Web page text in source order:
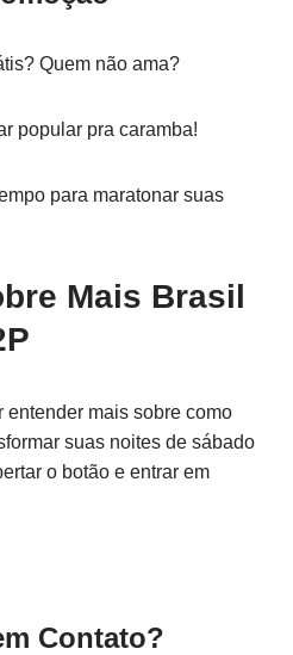
Quem não ama?
popular pra caramba!
para maratonar suas
Mais Brasil
entender mais sobre como
suas noites de sábado
o botão e entrar em
Contato?